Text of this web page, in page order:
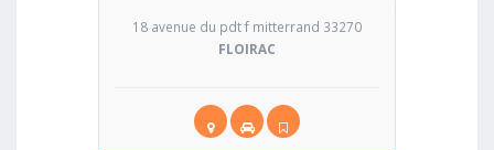
18 avenue du pdt f mitterrand 33270
FLOIRAC